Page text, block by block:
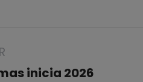
inicia 2026